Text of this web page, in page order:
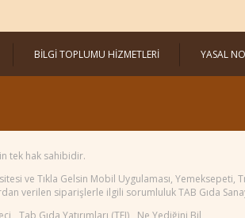
BİLGİ TOPLUMU HİZMETLERİ YASAL
tek hak sahibidir.
ve Tıkla Gelsin Mobil Uygulaması,
verilen siparişlerle ilgili sorumluluk TAB Gıda
Tab Gıda Yatırımları (TFI) Ne Yediğini Bil